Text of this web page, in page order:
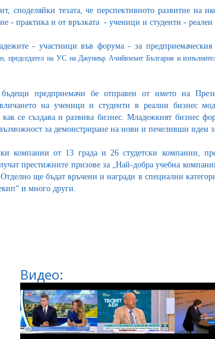
тезата, че перспективното развитие на
- практика и от връзката - ученици и студенти - реален
- участници във форума - за
председател на УС на Джуниър Ачийвмънт България и
предприемачи бе отправен от името на
на ученици и студенти в реални бизнес
се създава и развива бизнес. Младежкият бизнес
за демонстриране на нови и печеливши идеи
компании от 13 града и 26 студетски компании,
престижните призове за „Най-добра учебна
ще бъдат връчени и награди в специални
и много други.
Видео: